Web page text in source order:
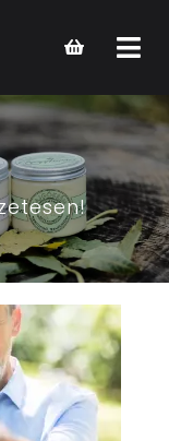
Open
main